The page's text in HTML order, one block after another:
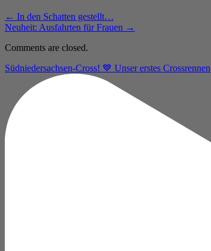
← In den Schatten gestellt…
Neuheit: Ausfahrten für Frauen →
Comments are closed.
Südniedersachsen-Cross! 💙 Unser erstes Crossrennen